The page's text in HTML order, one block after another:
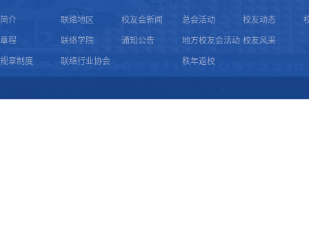
简介
章程
规章制度
联络地区
联络学院
联络行业协会
校友会新闻
通知公告
总会活动
地方校友会活动
秩年返校
校友动态
校友风采